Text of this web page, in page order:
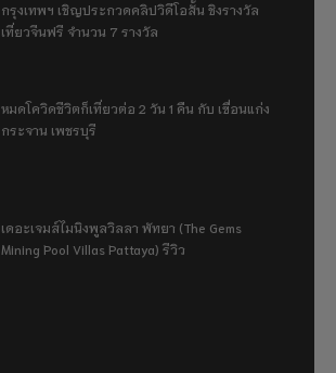
กรุงเทพฯ เชิญประกวดคลิปวิดีโอสั้น ชิงรางวัล
เที่ยวจีนฟรี จำนวน 7 รางวัล
หมดโควิดชีวิตก็เที่ยวต่อ 2 วัน 1 คืน กับ เขื่อนแก่ง
กระจาน เพชรบุรี
เดอะเจมส์ไมนิงพูลวิลลา พัทยา (The Gems
Mining Pool Villas Pattaya) รีวิว